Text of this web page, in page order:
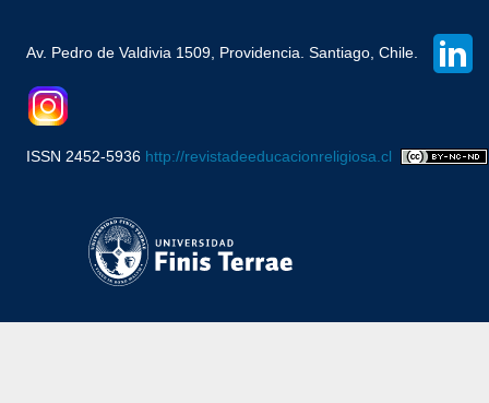
Av. Pedro de Valdivia 1509, Providencia. Santiago, Chile.
ISSN 2452-5936 http://revistadeeducacionreligiosa.cl